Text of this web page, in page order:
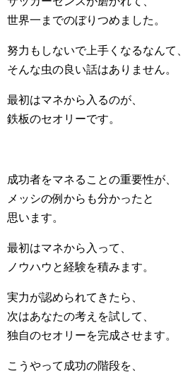
世界一までのぼりつめました。
努力もしないで上手くなるなんて、
そんな虫の良い話はありません。
最初はマネから入るのが、
鉄板のセオリーです。
成功者をマネることの重要性が、
メッシの例からも分かったと
思います。
最初はマネから入って、
ノウハウと経験を積みます。
実力が認められてきたら、
次はあなたの考えを試して、
独自のセオリーを完成させます。
こうやって成功の階段を、